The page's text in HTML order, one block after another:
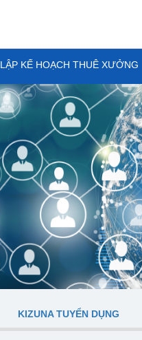
LẬP KẾ HOẠCH THUÊ XƯỞNG
KIZUNA TUYỂN DỤNG